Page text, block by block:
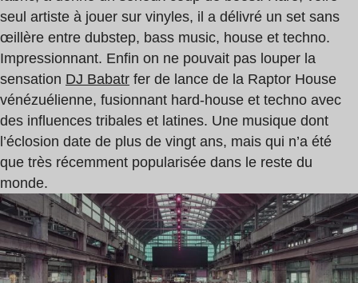
seul artiste à jouer sur vinyles, il a délivré un set sans
œillère entre dubstep, bass music, house et techno.
Impressionnant. Enfin on ne pouvait pas louper la
sensation DJ Babatr fer de lance de la Raptor House
vénézuélienne, fusionnant hard-house et techno avec
des influences tribales et latines. Une musique dont
l’éclosion date de plus de vingt ans, mais qui n’a été
que très récemment popularisée dans le reste du
monde.